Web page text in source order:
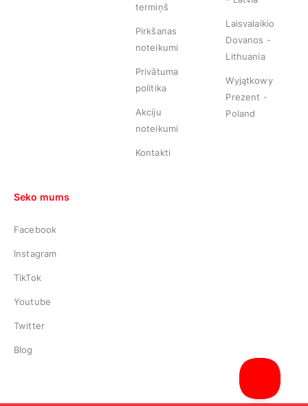
termiņš
Pirkšanas
noteikumi
Privātuma
politika
Akciju
noteikumi
Kontakti
Laisvalaikio
Dovanos -
Lithuania
Wyjątkowy
Prezent -
Poland
Seko mums
Facebook
Instagram
TikTok
Youtube
Twitter
Blog